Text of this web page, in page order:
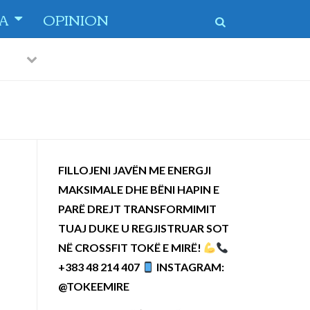
OPINION
-
PreviousNext
FILLOJENI JAVËN ME ENERGJI
MAKSIMALE DHE BËNI HAPIN E
PARË DREJT TRANSFORMIMIT
TUAJ DUKE U REGJISTRUAR SOT
NË CROSSFIT TOKË E MIRË!
+383 48 214 407
INSTAGRAM:
@TOKEEMIRE